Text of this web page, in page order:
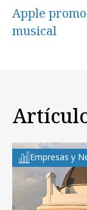
Apple
musical
Empresas y